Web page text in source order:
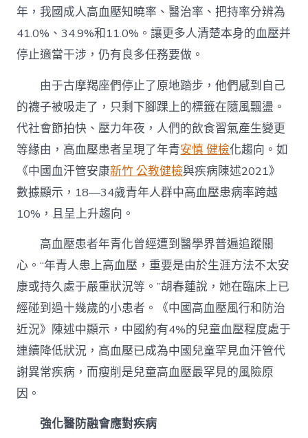
年，我國成人高血壓知曉率、醫治率、把持率分辨為
41.0%、34.9%和11.0%。讓更多人清楚本身的血壓并
停止適當干涉，仍有良多任務要做。
由于古摩羯座們停止了原地踏步，他們感到自己
的襪子被吸走了，只剩下腳踝上的標籤在隨風飄盪。
代社會節拍快、壓力年夜，人們的飲食習氣產生變更
等緣由，高血壓患者呈現了年青安慎 健檢化趨向。如
《中國血汗管安康新竹 公教健檢與疾病陳述2021》
數據顯示，18—34歲青年人群中高血壓患病率跨越
10%，且呈上升趨向。
高血壓患者年青化曾經遭到醫學界普遍追蹤關
心。“年青人患上高血壓，重要是由於生涯方法不太安
康或持久處于嚴重狀況等。”胡春蓮說，她在臨床上已
經碰到過十幾歲的小患者。《中國高血壓風行和防治
近況》陳述中顯示，中國約有4%的兒童血壓程度處于
連續降低狀況，高血壓已成為中國兒童罕見血汗管代
謝異常疾病，而瘦削是兒童高血壓最罕見的風險原
因。
強化醫防融會應對疾病